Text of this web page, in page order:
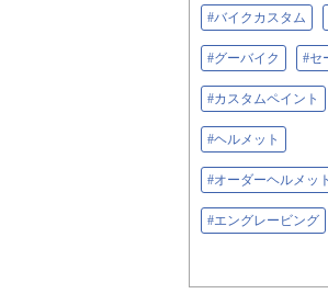
#バイクカスタム
#グーバイク #セ
#カスタムペイント
#ヘルメット
#オーダーヘルメット
#エングレービング